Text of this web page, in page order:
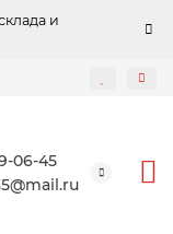
и
06-45